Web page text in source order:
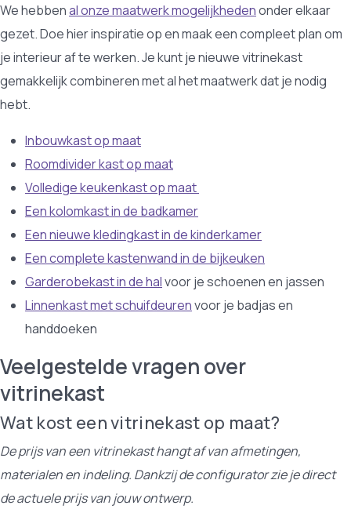
We hebbenal onze maatwerk mogelijkhedenonder elkaar
gezet. Doe hier inspiratie op en maak een compleet plan om
je interieur af te werken. Je kunt je nieuwe vitrinekast
gemakkelijk combineren met al het maatwerk dat je nodig
hebt.
Inbouwkast op maat
Roomdivider kast op maat
Volledige keukenkast op maat
Een kolomkast in de badkamer
Een nieuwe kledingkast in de kinderkamer
Een complete kastenwand in de bijkeuken
Garderobekast in de halvoor je schoenen en jassen
Linnenkast met schuifdeurenvoor je badjas en
handdoeken
Veelgestelde vragen over
vitrinekast
Wat kost een vitrinekast op maat?
De prijs van een vitrinekast hangt af van afmetingen,
materialen en indeling. Dankzij de configurator zie je direct
de actuele prijs van jouw ontwerp.